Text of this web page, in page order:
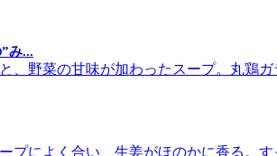
み...
、野菜の甘味が加わったスープ。丸鶏
プによく合い、生姜がほのかに香る。